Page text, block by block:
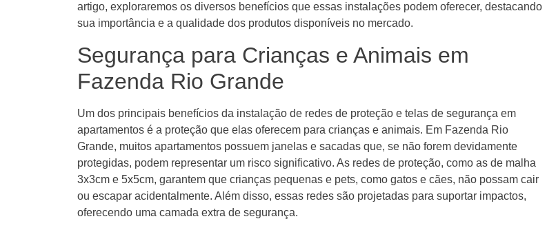
artigo, exploraremos os diversos benefícios que essas instalações podem oferecer, destacando
sua importância e a qualidade dos produtos disponíveis no mercado.
Segurança para Crianças e Animais em
Fazenda Rio Grande
Um dos principais benefícios da instalação de redes de proteção e telas de segurança em
apartamentos é a proteção que elas oferecem para crianças e animais. Em Fazenda Rio
Grande, muitos apartamentos possuem janelas e sacadas que, se não forem devidamente
protegidas, podem representar um risco significativo. As redes de proteção, como as de malha
3x3cm e 5x5cm, garantem que crianças pequenas e pets, como gatos e cães, não possam cair
ou escapar acidentalmente. Além disso, essas redes são projetadas para suportar impactos,
oferecendo uma camada extra de segurança.